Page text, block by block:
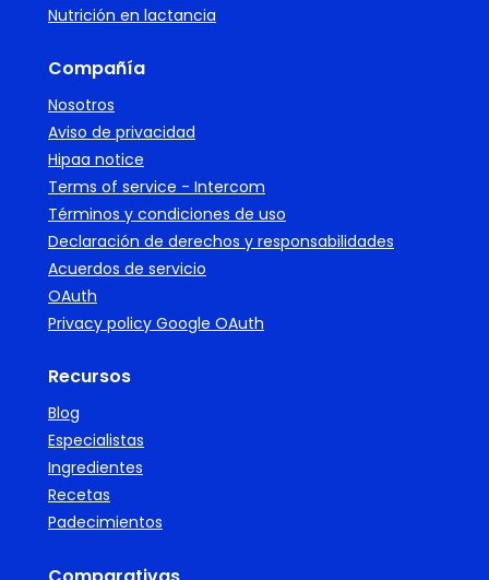
Nutrición en lactancia
Compañía
Nosotros
Aviso de privacidad
Hipaa notice
Terms of service - Intercom
Términos y condiciones de uso
Declaración de derechos y responsabilidades
Acuerdos de servicio
OAuth
Privacy policy Google OAuth
Recursos
Blog
Especialistas
Ingredientes
Recetas
Padecimientos